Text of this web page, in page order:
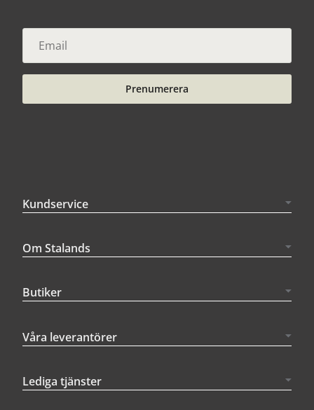
Prenumerera
Kundservice
Om Stalands
Butiker
Våra leverantörer
Lediga tjänster